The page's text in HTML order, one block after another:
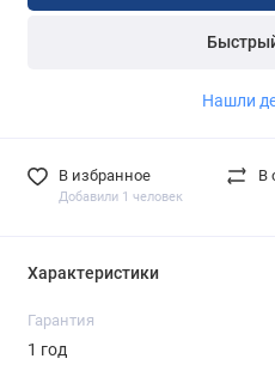
Нашли
В избранное
Добавили 1 человек
В
Характеристики
Гарантия
1 год